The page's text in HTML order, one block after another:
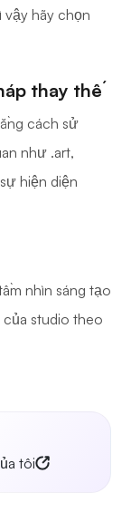
hãy chọn
thay thế
cách sử
như .art,
hiện diện
nhìn sáng tạo
của studio theo
tôi